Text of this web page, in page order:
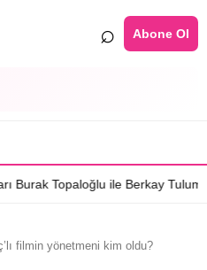
⌕ Abone Ol
ile Berkay Tulumbacı “Ecünni”
filmin yönetmeni kim oldu?